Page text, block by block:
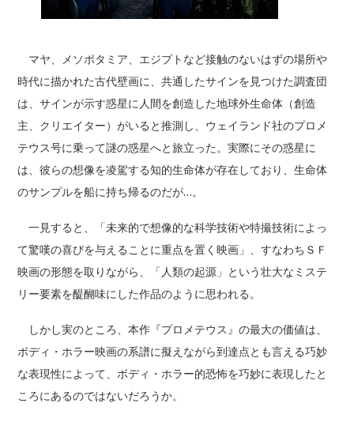
マヤ、メソポタミア、エジプトなど接触のないはずの場所や
時代に描かれた古代壁画に、共通したサインを見つけた調査団
は、サインが示す惑星に人間を創造した地球外生命体（創造
主、クリエイター）がいると推測し、ウェイランド社のプロメ
テウス号に乗って謎の惑星へと旅立った。実際にその惑星に
は、彼らの想像を凌駕する知的生命体が存在しており、生命体
のサンプルを船に持ち帰るのだが…。
一見すると、「未来的で想像的な科学技術や特撮技術によっ
て驚嘆の喜びを与えることに重点を置く映画」、すなわちＳＦ
映画の形態を取りながら、「人類の起源」という壮大なミステ
リー要素を醍醐味にした作品のように思われる。
しかし実のところ、本作『プロメテウス』の最大の価値は、
ボディ・ホラー映画の系譜に擬えながら到達点とも言える巧妙
な表現性によって、ボディ・ホラー的恐怖を巧妙に表現したと
ころにあるのではないだろうか。